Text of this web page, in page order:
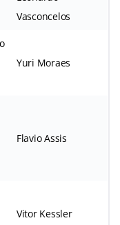
Vasconcelos
Yuri Moraes
Flavio Assis
Vitor Kessler